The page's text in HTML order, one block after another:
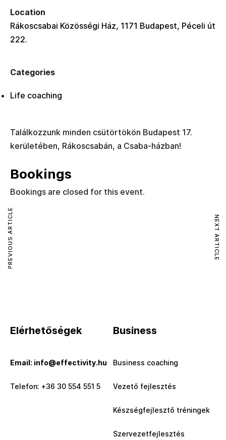
Location
Rákoscsabai Közösségi Ház, 1171 Budapest, Péceli út
222.
Categories
Life coaching
Találkozzunk minden csütörtökön Budapest 17.
kerületében, Rákoscsabán, a Csaba-házban!
Bookings
Bookings are closed for this event.
PREVIOUS ARTICLE NEXT ARTICLE
Elérhetőségek
Email: info@effectivity.hu
Telefon: +36 30 554 551 5
Business
Business coaching
Vezető fejlesztés
Készségfejlesztő tréningek
Szervezetfejlesztés